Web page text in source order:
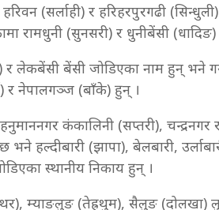
(सर्लाही) र हरिहरपुरगढी
रामधुनी (सुनसरी) र धुनीबेंसी (धादिङ)
लेकबेंसी बेंसी जोडिएका नाम हुन् भने
र नेपालगञ्ज (बाँके) हुन् ।
कंकालिनी (सप्तरी), चन्द्रनगर
हल्दीबारी (झापा), बेलबारी,
स्थानीय निकाय हुन् ।
म्याङलुङ (तेह्रथुम), सैलुङ (दोलखा)